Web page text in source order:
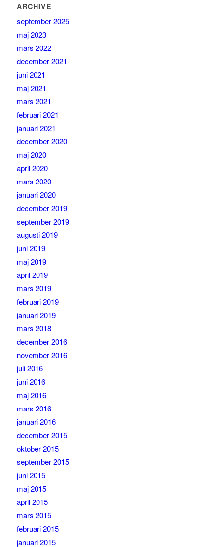
ARCHIVE
september 2025
maj 2023
mars 2022
december 2021
juni 2021
maj 2021
mars 2021
februari 2021
januari 2021
december 2020
maj 2020
april 2020
mars 2020
januari 2020
december 2019
september 2019
augusti 2019
juni 2019
maj 2019
april 2019
mars 2019
februari 2019
januari 2019
mars 2018
december 2016
november 2016
juli 2016
juni 2016
maj 2016
mars 2016
januari 2016
december 2015
oktober 2015
september 2015
juni 2015
maj 2015
april 2015
mars 2015
februari 2015
januari 2015